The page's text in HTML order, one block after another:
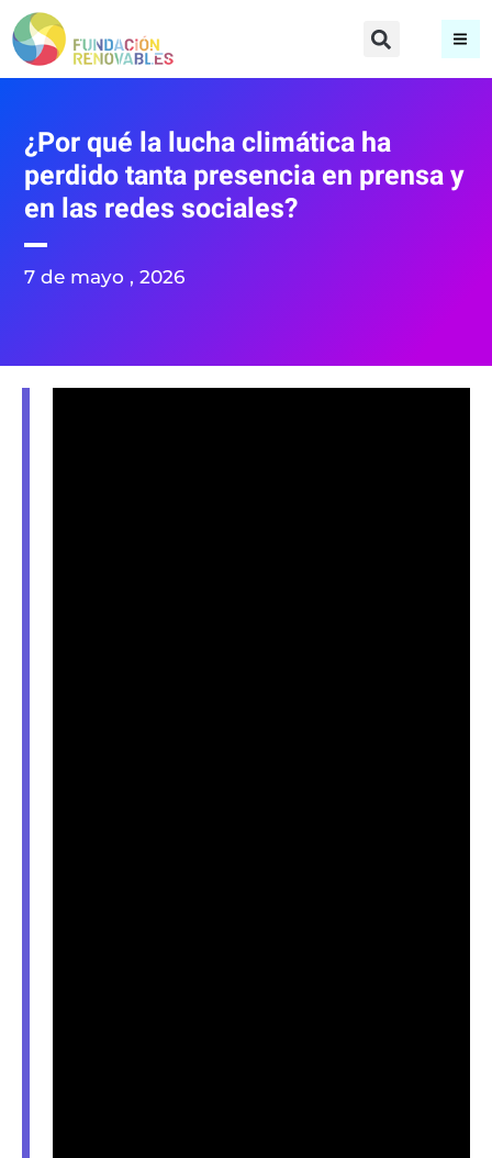
¿Por qué la lucha climática ha
perdido tanta presencia en prensa y
en las redes sociales?
7 de mayo , 2026